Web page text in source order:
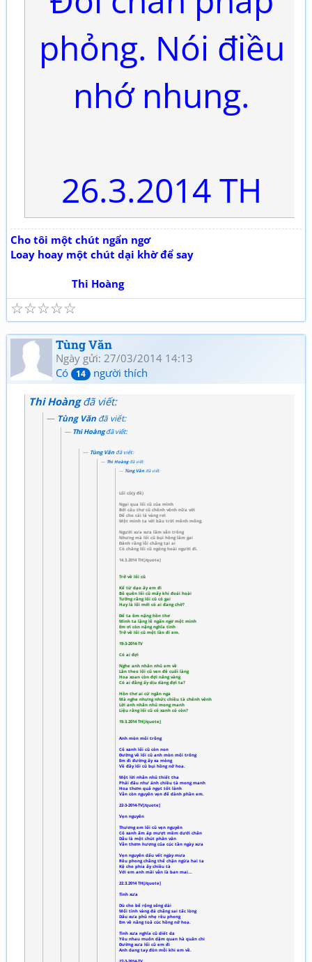
phỏng. Nói điều
nhớ nhung.
26.3.2014 TH
Cho tôi một chút ngẩn ngơ
Loay hoay một chút dại khờ để say
Thi Hoàng
☆
☆
☆
☆
☆
Tùng Văn
Ngày gửi: 27/03/2014 14:13
Có
14 người thích
Thi Hoàngđã viết:
Tùng Văn đã viết:
Thi Hoàngđã viết:
Tùng Văn đã viết:
Thi Hoàngđã viết:
Tùng Văn đã viết:
Lối cũ(y đề)
Ngại qua lối cũ của mình
Bởi câu thơ cũ chênh vênh nửa vời
Để cho cái lá vàng rơi
Một mình ta với bầu trời mênh mông.
Người xưa xưa lắm vẫn trông
Nhưng mà lối cũ bụi hồng lắm gai
Đành rằng lỗi chẳng tại ai
Có chăng lối cũ ngóng hoài người đi.
14.3.2014 TH[/quote]
Trở về lối cũ
Kể từ dạo ấy em đi
Bỏ quên lối cũ mấy khi đoái hoài
Tưởng rằng lối cũ có gai
Hay là lối mới có ai đang chờ?
Để ta ôm nặng hồn thơ
Mình ta lặng lẽ ngẩn ngơ một mình
Em ơi còn nặng nghĩa tình
Trở về lối cũ một lần đi em.
19-3-2014-TV
Có ai đợi
Nghe anh nhắn nhủ em về
Lần theo lối cũ ven đê cuối làng
Hoa xoan còn đợi nắng vàng
Có ai đằng ấy dịu dàng đợi ta?
Hồn thơ ai cứ ngân nga
Mà nghe nhưng nhức chiều tà chênh vênh
Lời anh nhắn nhủ mong manh
Liệu rằng lối cũ cỏ xanh có còn?
19.3.2014 TH[/quote]
Anh mòn mỏi trông
Cỏ xanh lối cũ còn non
Đường về lối cũ anh mòn mỏi trông
Em đi đường ấy xa mòng
Về đây lối cũ bụi hồng nở hoa.
Một lời nhắn nhủ thiết tha
Phải đâu như ánh chiều tà mong manh
Hoa thơm quả ngọt tốt lành
Vẫn còn nguyên vẹn để dành phần em.
22-3-2014-TV[/quote]
Vẹn nguyên
Thương em lối cũ vẹn nguyên
Cỏ xanh ấm áp mượt mềm dưới chân
Dẫu là một chút phân vân
Vẫn thơm hương của cúc tần ngày xưa
Vẹn nguyên dấu vết ngày mưa
Rêu phong chẳng thể chặn ngừa hai ta
Kệ cho phía ấy chiều tà
Với em anh mãi vẫn là ban mai...
22.3.2014 TH[/quote]
Tình xưa
Dù cho bể rộng sông dài
Mối tình vàng đá chẳng sai tấc lòng
Dấu xưa phủ nhẹ rêu phong
Em về nắng toả cúc hồng nở hoa.
Tình xưa nghĩa cũ diết da
Yêu nhau muôn dặm quan hà quản chi
Đường xưa lối cũ em đi
Anh dang tay đón mỗi khi em về.